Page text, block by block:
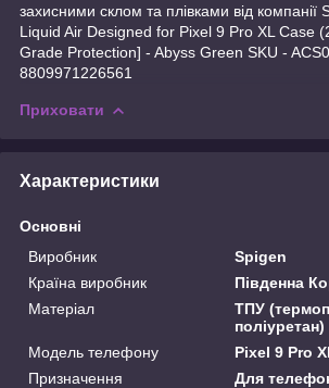
захисними склом та плівками від компанії
Liquid Air Designed for Pixel 9 Pro XL Case
Grade Protection] - Abyss Green SKU -
8809971226561
Приховати
Характеристики
Основні
Виробник
Spigen
Країна виробник
Південна
Матеріал
ТПУ
поліуретан)
Модель телефону
Pixel 9 Pro
Призначення
Для